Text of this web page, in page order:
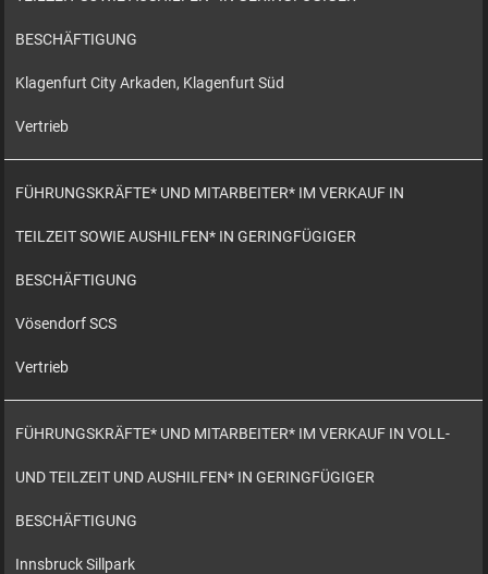
BESCHÄFTIGUNG
Klagenfurt City Arkaden, Klagenfurt Süd
Vertrieb
FÜHRUNGSKRÄFTE* UND MITARBEITER* IM VERKAUF IN
TEILZEIT SOWIE AUSHILFEN* IN GERINGFÜGIGER
BESCHÄFTIGUNG
Vösendorf SCS
Vertrieb
FÜHRUNGSKRÄFTE* UND MITARBEITER* IM VERKAUF IN VOLL-
UND TEILZEIT UND AUSHILFEN* IN GERINGFÜGIGER
BESCHÄFTIGUNG
Innsbruck Sillpark